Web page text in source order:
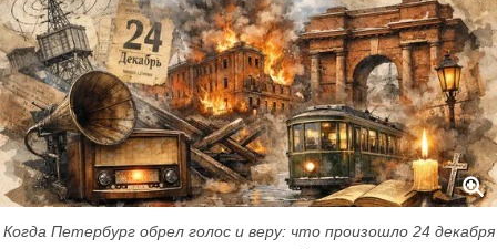
Когда Петербург обрел голос и веру: что произошло 24 декабря